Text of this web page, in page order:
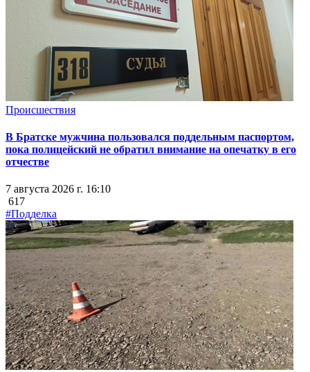
Происшествия
В Братске мужчина пользовался поддельным паспортом,
пока полицейский не обратил внимание на опечатку в его
отчестве
7 августа 2026 г. 16:10
617
#Подделка